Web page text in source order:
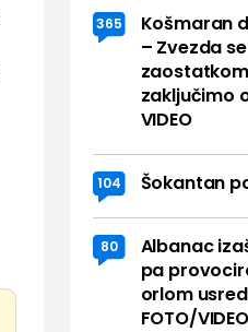
365
Košmaran
– Zvezda
zaključimo
VIDEO
104 Šokantan
80
Albanac
pa
orlom
FOTO/VIDEO